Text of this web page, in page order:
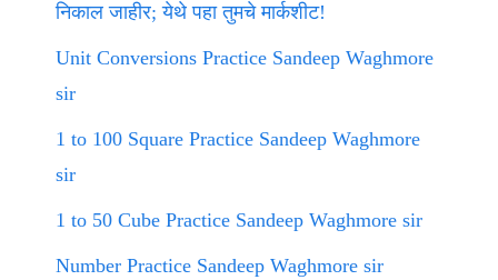
निकाल जाहीर; येथे पहा तुमचे मार्कशीट!
Unit Conversions Practice Sandeep Waghmore
sir
1 to 100 Square Practice Sandeep Waghmore
sir
1 to 50 Cube Practice Sandeep Waghmore sir
Number Practice Sandeep Waghmore sir